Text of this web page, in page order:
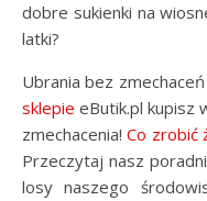
dobre sukienki na
latki?
Ubrania bez
sklepie eButik.pl kupisz
zmechacenia!Co zrobić
Przeczytaj nasz
losy naszego